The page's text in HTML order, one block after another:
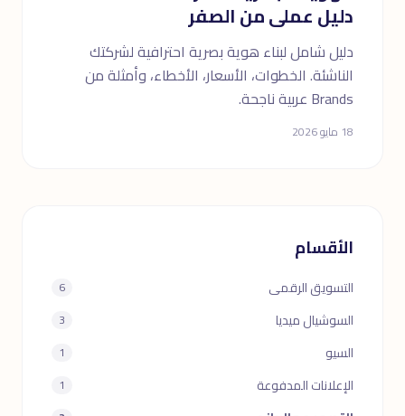
دليل عملى من الصفر
دليل شامل لبناء هوية بصرية احترافية لشركتك
الناشئة. الخطوات، الأسعار، الأخطاء، وأمثلة من
Brands عربية ناجحة.
18 مايو 2026
الأقسام
التسويق الرقمى 6
السوشيال ميديا 3
السيو 1
الإعلانات المدفوعة 1